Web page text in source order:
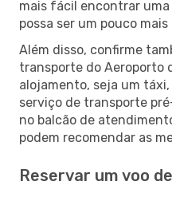
mais fácil encontrar
possa ser um pouco mais
Além disso, confirme
transporte do Aeroporto
alojamento, seja um
serviço de transporte
no balcão de
podem recomendar as
Reservar um voo